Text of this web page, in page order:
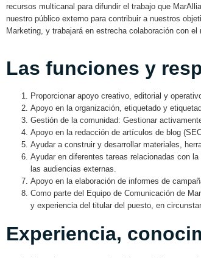
recursos multicanal para difundir el trabajo que
nuestro público externo para contribuir a nuestros
Marketing, y trabajará en estrecha colaboración con
Las funciones y
Proporcionar apoyo creativo, editorial y
Apoyo en la organización, etiquetado y
Gestión de la comunidad: Gestionar
Apoyo en la redacción de artículos de blog
Ayudar a construir y desarrollar materiales,
Ayudar en diferentes tareas relacionadas con
las audiencias externas.
Apoyo en la elaboración de informes de
Como parte del Equipo de Comunicación de
y experiencia del titular del puesto, en
Experiencia,